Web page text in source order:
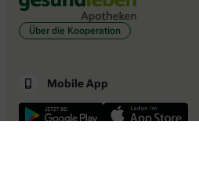
Über die Kooperation
Mobile App